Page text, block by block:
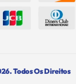
Todos Os Direitos